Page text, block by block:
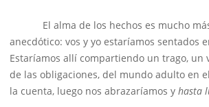
El alma de los hechos es mucho más
anecdótico: vos y yo estaríamos sentados
Estaríamos allí compartiendo un trago, un
de las obligaciones, del mundo adulto en
la cuenta, luego nos abrazaríamos y hasta